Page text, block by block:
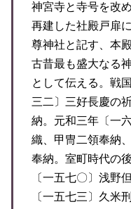
神宮寺と寺号を改
再建した社殿戸扉
尊神社と記す、本
古昔最も盛大なる
として伝える。戦
三二〕三好長慶の
納。元和三年〔一
織、甲冑二領奉納
奉納。室町時代の
〔一五七〇〕浅野
〔一五七三〕久米